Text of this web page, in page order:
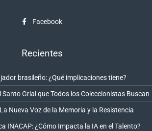
Facebook
Recientes
brasileño: ¿Qué implicaciones tiene?
Santo Grial que Todos los Coleccionistas Buscan
Nueva Voz de la Memoria y la Resistencia
INACAP: ¿Cómo Impacta la IA en el Talento?